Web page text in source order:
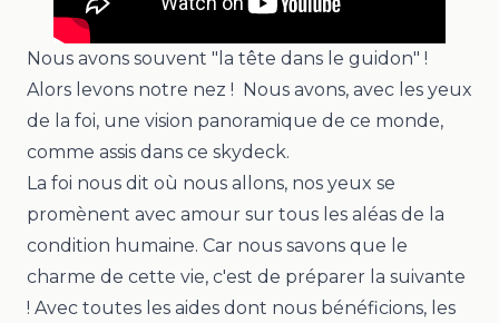
Nous avons souvent "la tête dans le guidon" !
Alors levons notre nez ! Nous avons, avec les yeux
de la foi, une vision panoramique de ce monde,
comme assis dans ce skydeck.
La foi nous dit où nous allons, nos yeux se
promènent avec amour sur tous les aléas de la
condition humaine. Car nous savons que le
charme de cette vie, c'est de préparer la suivante
! Avec toutes les aides dont nous bénéficions, les